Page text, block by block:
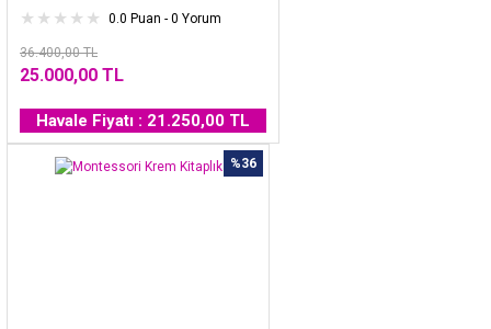
0.0 Puan - 0 Yorum
36.400,00 TL
25.000,00 TL
Havale Fiyatı : 21.250,00 TL
%36